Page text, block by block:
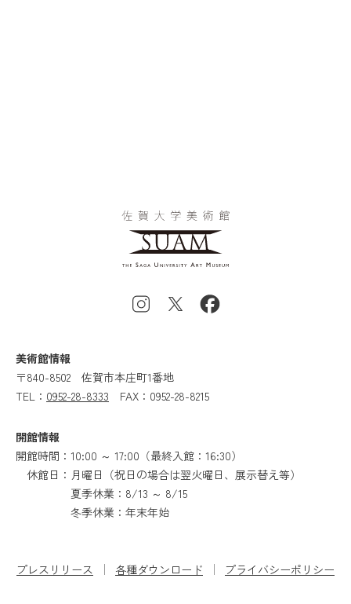
美術館情報
〒840-8502 佐賀市本庄町1番地
TEL： 0952-28-8333 FAX：0952-28-8215
開館情報
開館時間：10:00 ～ 17:00（最終入館：16:30）
休館日：月曜日（祝日の場合は翌火曜日、展示替え等）
夏季休業：8/13 ～ 8/15
冬季休業：年末年始
プレスリリース 各種ダウンロード プライバシーポリシー